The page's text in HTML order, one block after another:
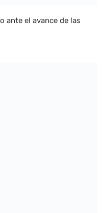
ante el avance de las